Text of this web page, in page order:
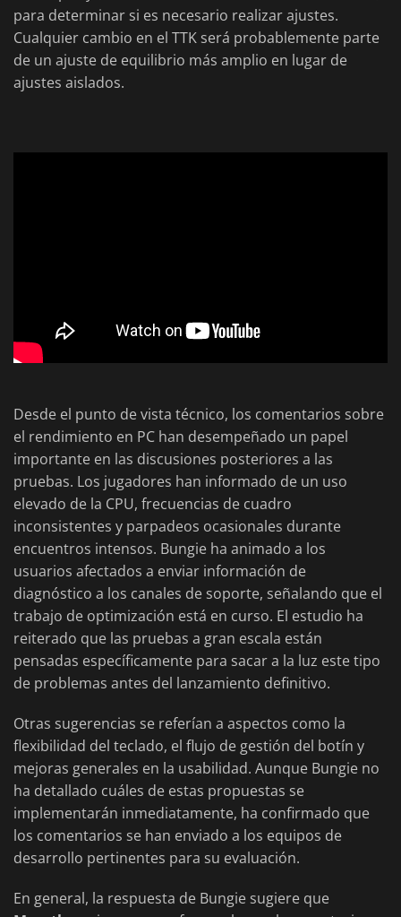
para determinar si es necesario realizar ajustes.
Cualquier cambio en el TTK será probablemente parte
de un ajuste de equilibrio más amplio en lugar de
ajustes aislados.
Desde el punto de vista técnico, los comentarios sobre
el rendimiento en PC han desempeñado un papel
importante en las discusiones posteriores a las
pruebas. Los jugadores han informado de un uso
elevado de la CPU, frecuencias de cuadro
inconsistentes y parpadeos ocasionales durante
encuentros intensos. Bungie ha animado a los
usuarios afectados a enviar información de
diagnóstico a los canales de soporte, señalando que el
trabajo de optimización está en curso. El estudio ha
reiterado que las pruebas a gran escala están
pensadas específicamente para sacar a la luz este tipo
de problemas antes del lanzamiento definitivo.
Otras sugerencias se referían a aspectos como la
flexibilidad del teclado, el flujo de gestión del botín y
mejoras generales en la usabilidad. Aunque Bungie no
ha detallado cuáles de estas propuestas se
implementarán inmediatamente, ha confirmado que
los comentarios se han enviado a los equipos de
desarrollo pertinentes para su evaluación.
En general, la respuesta de Bungie sugiere que